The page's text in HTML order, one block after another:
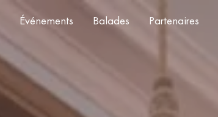
Événements Balades Partenaires